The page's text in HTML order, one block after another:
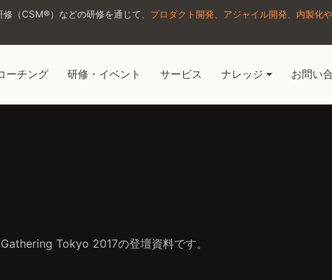
（CSM®）などの研修を通じて、 プロダクト開発、アジャイル開発、内製化
ーチング 研修・イベント サービス ナレッジ お問い
Tokyo 2017の登壇資料です。